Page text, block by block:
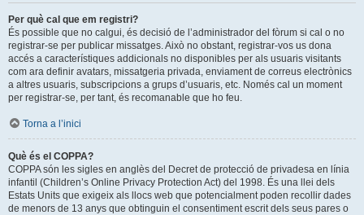
Per què cal que em registri?
És possible que no calgui, és decisió de l’administrador del fòrum si cal o no
registrar-se per publicar missatges. Això no obstant, registrar-vos us dona
accés a característiques addicionals no disponibles per als usuaris visitants
com ara definir avatars, missatgeria privada, enviament de correus electrònics
a altres usuaris, subscripcions a grups d’usuaris, etc. Només cal un moment
per registrar-se, per tant, és recomanable que ho feu.
Torna a l’inici
Què és el COPPA?
COPPA són les sigles en anglès del Decret de protecció de privadesa en línia
infantil (Children’s Online Privacy Protection Act) del 1998. És una llei dels
Estats Units que exigeix als llocs web que potencialment poden recollir dades
de menors de 13 anys que obtinguin el consentiment escrit dels seus pares o